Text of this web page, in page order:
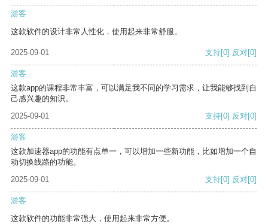
游客
这款软件的设计非常人性化，使用起来非常舒服。
2025-09-01 支持[0] 反对[0]
游客
这款app的课程非常丰富，可以满足我不同的学习需求，让我能够找到自
己感兴趣的知识。
2025-09-01
支持[0] 反对[0]
游客
这款加速器app的功能有点单一，可以增加一些新功能，比如增加一个自
动切换线路的功能。
2025-09-01
支持[0] 反对[0]
游客
这款软件的功能非常强大，使用起来非常方便。